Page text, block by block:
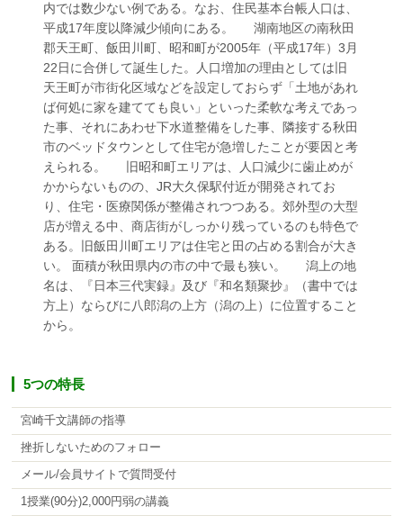
内では数少ない例である。なお、住民基本台帳人口は、
平成17年度以降減少傾向にある。 湖南地区の南秋田
郡天王町、飯田川町、昭和町が2005年（平成17年）3月
22日に合併して誕生した。人口増加の理由としては旧
天王町が市街化区域などを設定しておらず「土地があれ
ば何処に家を建てても良い」といった柔軟な考えであっ
た事、それにあわせ下水道整備をした事、隣接する秋田
市のベッドタウンとして住宅が急増したことが要因と考
えられる。 旧昭和町エリアは、人口減少に歯止めが
かからないものの、JR大久保駅付近が開発されてお
り、住宅・医療関係が整備されつつある。郊外型の大型
店が増える中、商店街がしっかり残っているのも特色で
ある。旧飯田川町エリアは住宅と田の占める割合が大き
い。 面積が秋田県内の市の中で最も狭い。 潟上の地
名は、『日本三代実録』及び『和名類聚抄』（書中では
方上）ならびに八郎潟の上方（潟の上）に位置すること
から。
5つの特長
宮崎千文講師の指導
挫折しないためのフォロー
メール/会員サイトで質問受付
1授業(90分)2,000円弱の講義